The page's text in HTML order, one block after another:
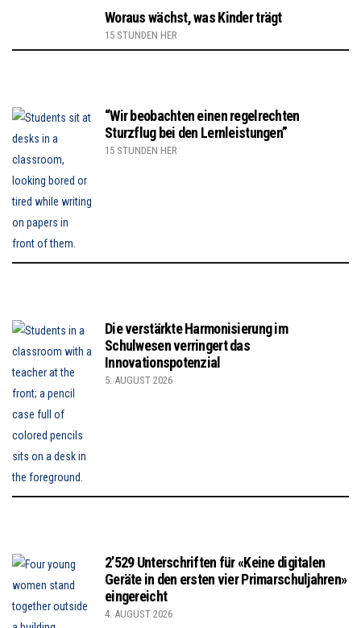
Woraus wächst, was Kinder trägt
15 STUNDEN HER
“Wir beobachten einen regelrechten
Sturzflug bei den Lernleistungen”
15 STUNDEN HER
Die verstärkte Harmonisierung im
Schulwesen verringert das
Innovationspotenzial
5. AUGUST 2026
2’529 Unterschriften für «Keine digitalen
Geräte in den ersten vier Primarschuljahren»
eingereicht
4. AUGUST 2026